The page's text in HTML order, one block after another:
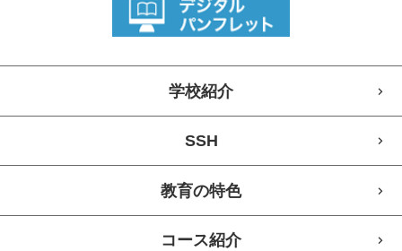
学校紹介
SSH
教育の特色
コース紹介